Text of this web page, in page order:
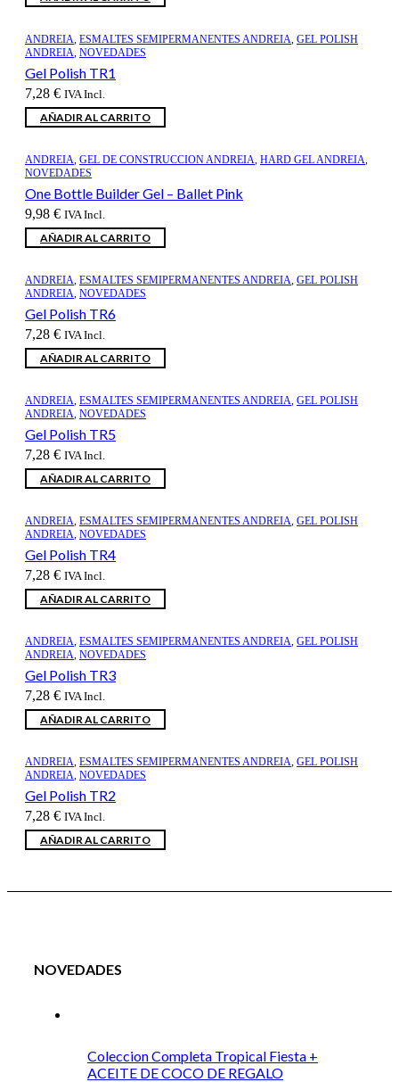
ANDREIA, ESMALTES SEMIPERMANENTES ANDREIA, GEL POLISH
ANDREIA, NOVEDADES
Gel Polish TR1
7,28 € IVA Incl.
AÑADIR AL CARRITO
ANDREIA, GEL DE CONSTRUCCION ANDREIA, HARD GEL ANDREIA,
NOVEDADES
One Bottle Builder Gel – Ballet Pink
9,98 € IVA Incl.
AÑADIR AL CARRITO
ANDREIA, ESMALTES SEMIPERMANENTES ANDREIA, GEL POLISH
ANDREIA, NOVEDADES
Gel Polish TR6
7,28 € IVA Incl.
AÑADIR AL CARRITO
ANDREIA, ESMALTES SEMIPERMANENTES ANDREIA, GEL POLISH
ANDREIA, NOVEDADES
Gel Polish TR5
7,28 € IVA Incl.
AÑADIR AL CARRITO
ANDREIA, ESMALTES SEMIPERMANENTES ANDREIA, GEL POLISH
ANDREIA, NOVEDADES
Gel Polish TR4
7,28 € IVA Incl.
AÑADIR AL CARRITO
ANDREIA, ESMALTES SEMIPERMANENTES ANDREIA, GEL POLISH
ANDREIA, NOVEDADES
Gel Polish TR3
7,28 € IVA Incl.
AÑADIR AL CARRITO
ANDREIA, ESMALTES SEMIPERMANENTES ANDREIA, GEL POLISH
ANDREIA, NOVEDADES
Gel Polish TR2
7,28 € IVA Incl.
AÑADIR AL CARRITO
NOVEDADES
Coleccion Completa Tropical Fiesta +
ACEITE DE COCO DE REGALO